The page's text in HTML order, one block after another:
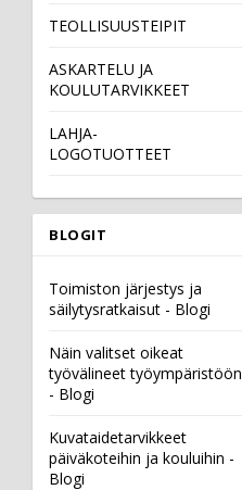
TEOLLISUUSTEIPIT
ASKARTELU JA
KOULUTARVIKKEET
LAHJA-
LOGOTUOTTEET
BLOGIT
Toimiston järjestys ja
säilytysratkaisut - Blogi
Näin valitset oikeat
työvälineet työympäristöön
- Blogi
Kuvataidetarvikkeet
päiväkoteihin ja kouluihin -
Blogi